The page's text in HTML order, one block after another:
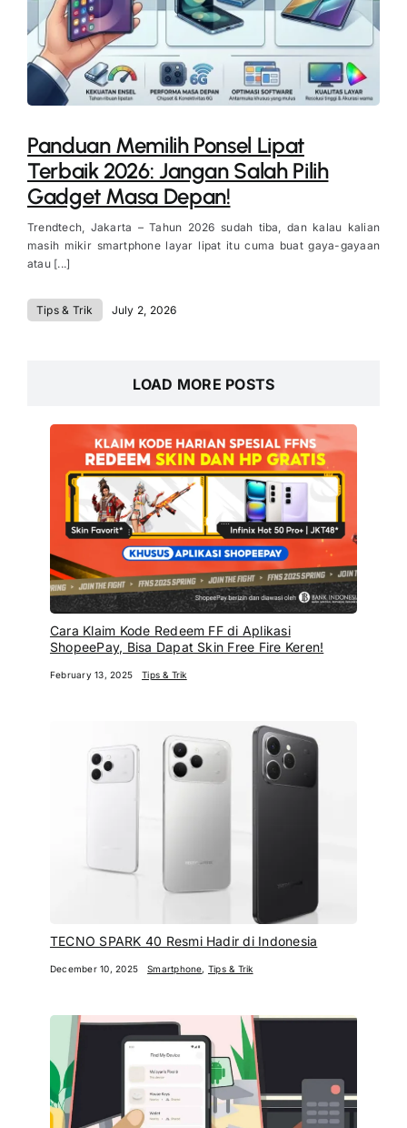
Panduan Memilih Ponsel Lipat
Terbaik 2026: Jangan Salah Pilih
Gadget Masa Depan!
Trendtech, Jakarta – Tahun 2026 sudah tiba, dan kalau kalian
masih mikir smartphone layar lipat itu cuma buat gaya-gayaan
atau [...]
Tips & Trik July 2, 2026
LOAD MORE POSTS
Cara Klaim Kode Redeem FF di Aplikasi
ShopeePay, Bisa Dapat Skin Free Fire Keren!
February 13, 2025 Tips & Trik
TECNO SPARK 40 Resmi Hadir di Indonesia
December 10, 2025 Smartphone, Tips & Trik